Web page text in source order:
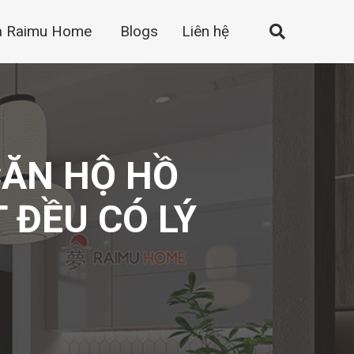
Raimu Home Blogs Liên hệ
HỘ HỒ
ĐỀU CÓ LÝ